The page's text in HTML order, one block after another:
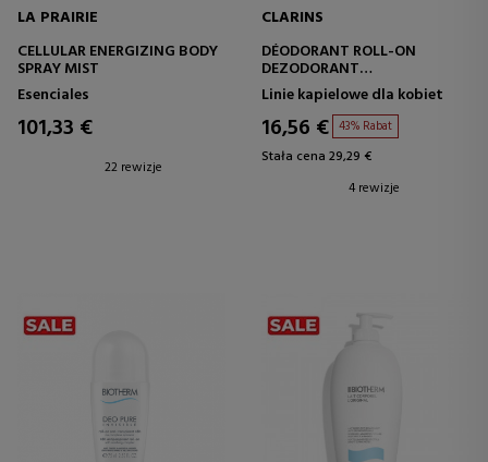
LA PRAIRIE
CELLULAR ENERGIZING BODY
SPRAY MIST
Esenciales
101,33 €
22 rewizje
CLARINS
DÉODORANT ROLL-ON
DEZODORANT
ANTYPERSPIRACYJNY
Linie kapielowe dla kobiet
16,56 € 43% Rabat
Stała cena 29,29 €
4 rewizje